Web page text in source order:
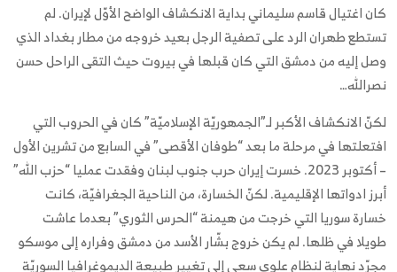
كان اغتيال قاسم سليماني بداية الانكشاف الواضح الأوّل لإيران. لم
تستطع طهران الرد على تصفية الرجل بعيد خروجه من مطار بغداد الذي
وصل إليه من دمشق التي كان قبلها في بيروت حيث التقى الراحل حسن
نصرالله…
لكنّ الانكشاف الأكبر لـ”الجمهوريّة الإسلاميّة” كان في الحروب التي
افتعلتها في مرحلة ما بعد “طوفان الأقصى” في السابع من تشرين الأول
– أكتوبر 2023. خسرت إيران حرب جنوب لبنان وفقدت عمليا “حزب الله”
أبرز ادواتها الإقليمية. لكنّ الخسارة، من الناحية الجغرافيّة، كانت
خسارة سوريا التي خرجت من هيمنة “الحرس الثوري” بعدما عاشت
طويلا في ظلها. لم يكن خروج بشّار الأسد من دمشق وفراره إلى موسكو
مجرّد نهاية لنظام علوي سعى إلى تغيير طبيعة الديموغرافيا السوريّة